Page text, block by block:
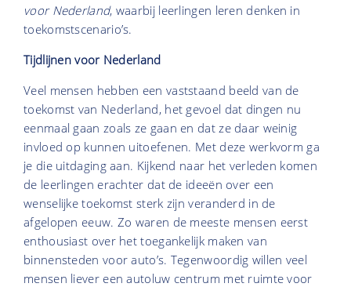
voor Nederland, waarbij leerlingen leren denken in
toekomstscenario’s.
Tijdlijnen voor Nederland
Veel mensen hebben een vaststaand beeld van de
toekomst van Nederland, het gevoel dat dingen nu
eenmaal gaan zoals ze gaan en dat ze daar weinig
invloed op kunnen uitoefenen. Met deze werkvorm ga
je die uitdaging aan. Kijkend naar het verleden komen
de leerlingen erachter dat de ideeën over een
wenselijke toekomst sterk zijn veranderd in de
afgelopen eeuw. Zo waren de meeste mensen eerst
enthousiast over het toegankelijk maken van
binnensteden voor auto’s. Tegenwoordig willen veel
mensen liever een autoluw centrum met ruimte voor